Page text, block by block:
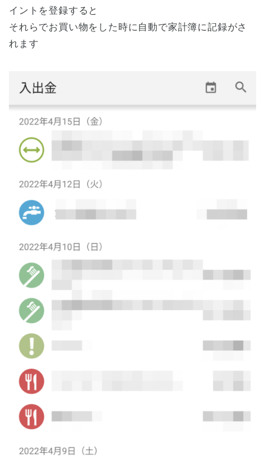
イントを登録すると
それらでお買い物をした時に自動で家計簿に記録がさ
れます